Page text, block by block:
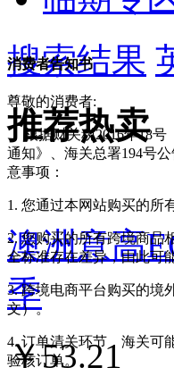
消费者告知书
尊敬的消费者:
根据财关税2016年18
通知》、海关总署194号
意事项：
1. 您通过本网站购买的所
2. 您购买的所有跨境商品
全标准存在差异，由此可
3. 跨境电商平台购买的境
文）。
4. 订单清关环节，海关可
验核订单。
搜索结果
推荐热卖
澳洲意高
季
￥53.21